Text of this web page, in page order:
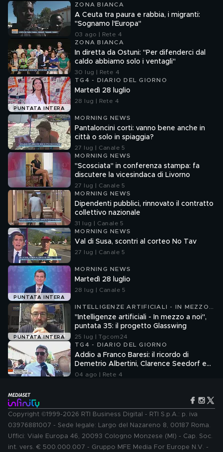
ZONA BIANCA
A Ceuta tra paura e rabbia, i migranti:
"Sognamo l'Europa"
03 ago | Rete 4
ZONA BIANCA
In diretta da Ostuni: "Per difenderci dal
caldo abbiamo solo i ventagli"
30 lug | Rete 4
PUNTATA INTERA
TG4 - DIARIO DEL GIORNO
Martedì 28 luglio
28 lug | Rete 4
MORNING NEWS
Pantaloncini corti: vanno bene anche in
città o solo in spiaggia?
27 lug | Canale 5
MORNING NEWS
"Scosciata" in conferenza stampa: fa
discutere la vicesindaca di Livorno
27 lug | Canale 5
MORNING NEWS
Dipendenti pubblici, rinnovato il contratto
collettivo nazionale
31 lug | Canale 5
MORNING NEWS
Val di Susa, scontri al corteo No Tav
27 lug | Canale 5
PUNTATA INTERA
MORNING NEWS
Martedì 28 luglio
28 lug | Canale 5
PUNTATA INTERA
INTELLIGENZE ARTIFICIALI - IN MEZZO
A NOI
"Intelligenze artificiali - In mezzo a noi",
puntata 35: il progetto Glasswing
25 lug | Tgcom24
TG4 - DIARIO DEL GIORNO
Addio a Franco Baresi: il ricordo di
Demetrio Albertini, Clarence Seedorf e
Giovanni Galli
04 ago | Rete 4
Copyright ©1999-2026 RTI Business Digital - RTI S.p.A.: p. iva
03976881007 - Sede legale: Largo del Nazareno 8, 00187 Roma.
Uffici: Viale Europa 46, 20093 Cologno Monzese (MI) - Cap. Soc.
int. vers. € 500.000.007 - Gruppo MFE Media For Europe N.V. -